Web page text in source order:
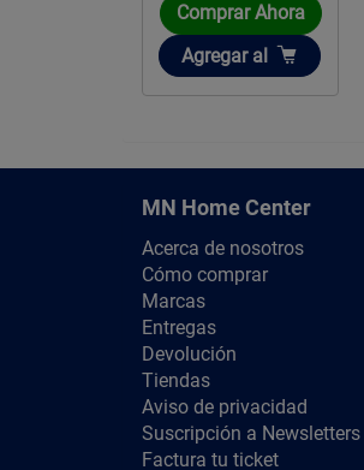
Comprar Ahora
Añadir
Agregar al
MN Home Center
Acerca de nosotros
Cómo comprar
Marcas
Entregas
Devolución
Tiendas
Aviso de privacidad
Suscripción a Newsletters
Factura tu ticket